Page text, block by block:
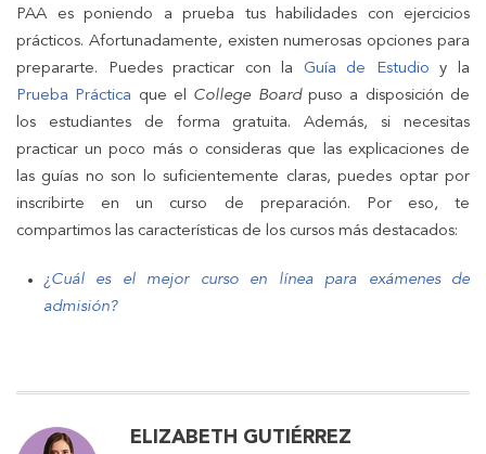
PAA es poniendo a prueba tus habilidades con ejercicios
prácticos. Afortunadamente, existen numerosas opciones para
prepararte. Puedes practicar con la Guía de Estudio y la
Prueba Práctica que el College Boardpuso a disposición de
los estudiantes de forma gratuita. Además, si necesitas
practicar un poco más o consideras que las explicaciones de
las guías no son lo suficientemente claras, puedes optar por
inscribirte en un curso de preparación. Por eso, te
compartimos las características de los cursos más destacados:
¿Cuál es el mejor curso en línea para exámenes de
admisión?
ELIZABETH GUTIÉRREZ